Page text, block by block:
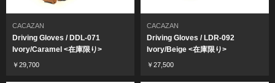
CACAZAN
Driving Gloves / DDL-071
Ivory/Caramel <在庫限り>
￥29,700
CACAZAN
Driving Gloves / LDR-092
Ivory/Beige <在庫限り>
￥27,500